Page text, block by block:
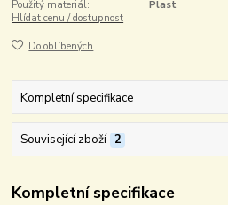
Použitý materiál:
Plast
Hlídat cenu / dostupnost
Do oblíbených
Kompletní specifikace
Související zboží 2
Kompletní specifikace